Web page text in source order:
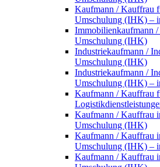
Kaufmann / Kauffrau
Umschulung (IHK) –
Immobilienkaufmann
Umschulung (IHK)
Industriekaufmann /
Umschulung (IHK)
Industriekaufmann /
Umschulung (IHK) –
Kaufmann / Kauffrau
Kaufmann / Kauffrau
Umschulung (IHK)
Kaufmann / Kauffrau
Umschulung (IHK) –
Kaufmann / Kauffrau